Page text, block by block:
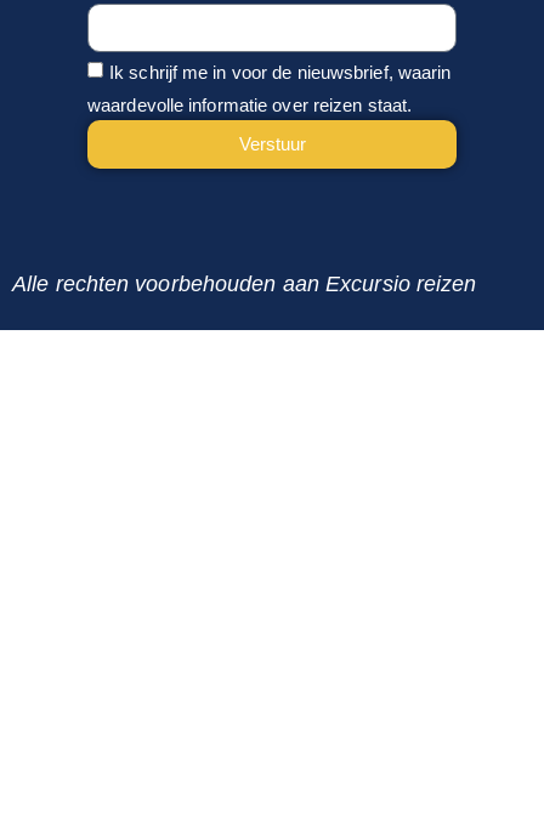
Ik schrijf me in voor de nieuwsbrief, waarin
waardevolle informatie over reizen staat.
Verstuur
Alle rechten voorbehouden aan Excursio reizen